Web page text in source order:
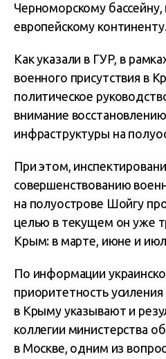
Черноморскому бассейну,
европейскому
Как указали в ГУР, в
военного присутствия в
политическое
внимание
инфраструктуры на
При этом,
совершенствованию
на полуострове Шойгу
целью в текущем он уже
Крым: в марте, июне и
По информации
приоритетность
в Крыму указывают и
коллегии министерства
в Москве, одним из